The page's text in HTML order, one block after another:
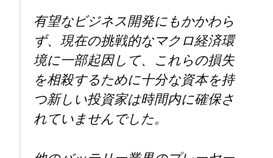
有望なビジネス開発にもかかわら
ず、現在の挑戦的なマクロ経済環
境に一部起因して、これらの損失
を相殺するために十分な資本を持
つ新しい投資家は時間内に確保さ
れていませんでした。